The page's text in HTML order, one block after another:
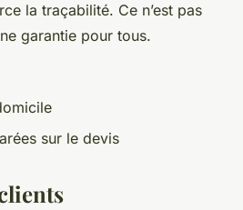
la traçabilité. Ce n’est pas
garantie pour tous.
sur le devis